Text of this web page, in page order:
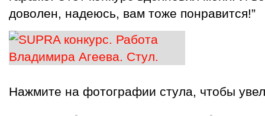
доволен, надеюсь, вам тоже понравится!”
Нажмите на фотографии стула, чтобы